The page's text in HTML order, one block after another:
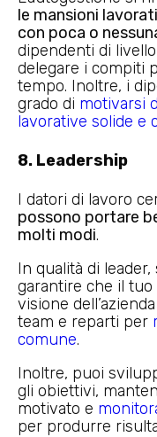
le mansioni
con poca o
dipendenti di
delegare i compiti
tempo. Inoltre, i
grado di motivarsi
lavorative solide e
8. Leadership
I datori di lavoro
possono portare
molti modi.
In qualità di
garantire che il tuo
visione
team e reparti per
comune.
Inoltre, puoi
gli obiettivi,
motivato e
per produrre